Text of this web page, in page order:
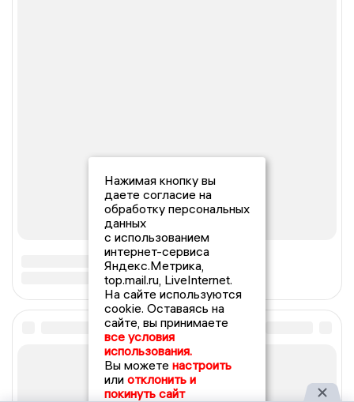
Нажимая кнопку вы
даете согласие на
обработку персональных
данных
с использованием
интернет-сервиса
Яндекс.Метрика,
top.mail.ru, LiveInternet.
На сайте используются
cookie. Оставаясь на
сайте, вы принимаете
все условия
использования.
Вы можете настроить
или отклонить и
покинуть сайт